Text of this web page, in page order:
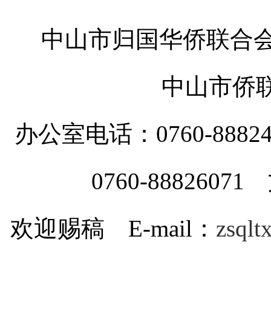
中山市归国华侨联合
中山市侨
办公室电话：0760-
0760-88826071
欢迎赐稿 E-mail：